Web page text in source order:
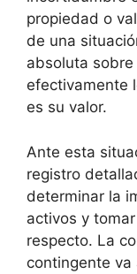
propiedad o
de una
absoluta
efectivamente
es su valor.
Ante esta
registro
determinar la
activos y
respecto. La
contingente